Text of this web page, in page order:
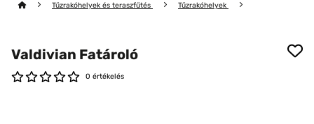
Tűzrakóhelyek és teraszfűtés Tűzrakóhelyek
Valdivian Fatároló
0 értékelés